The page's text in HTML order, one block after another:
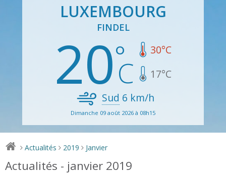
LUXEMBOURG
FINDEL
20 30°C
17°C
Sud 6 km/h
Dimanche 09 août 2026 à 08h15
> Actualités > 2019 > Janvier
Actualités - janvier 2019